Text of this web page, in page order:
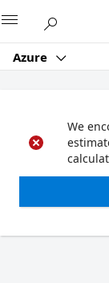
Azure
We